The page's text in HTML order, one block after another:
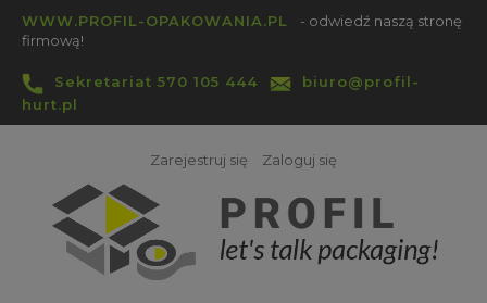
WWW.PROFIL-OPAKOWANIA.PL
- odwiedź naszą stronę
firmową!
Sekretariat 570 105 444
biuro@profil-
hurt.pl
Zarejestruj się Zaloguj się